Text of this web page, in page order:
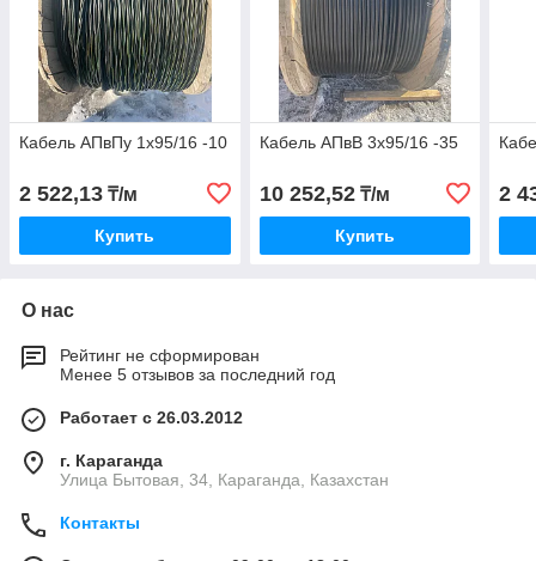
Кабель АПвПу 1х95/16 -10
2 522,13 ₸/м
Купить
Кабель АПвВ 3х95/16 -35
10 252,52₸/м
Купить
2
О нас
Рейтинг не сформирован
Менее 5 отзывов за последний год
Работает с 26.03.2012
г. Караганда
Улица Бытовая, 34, Караганда, Казахстан
Контакты